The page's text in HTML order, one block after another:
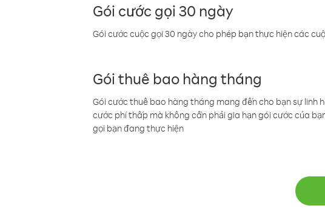
Gói cước gọi 30 ngày
Gói cước cuộc gọi 30 ngày cho phép bạn thực hiện các
Gói thuê bao hàng tháng
Gói cước thuê bao hàng tháng mang đến cho bạn sự linh
cước phí thấp mà không cần phải gia hạn gói cước của
gọi bạn đang thực hiện